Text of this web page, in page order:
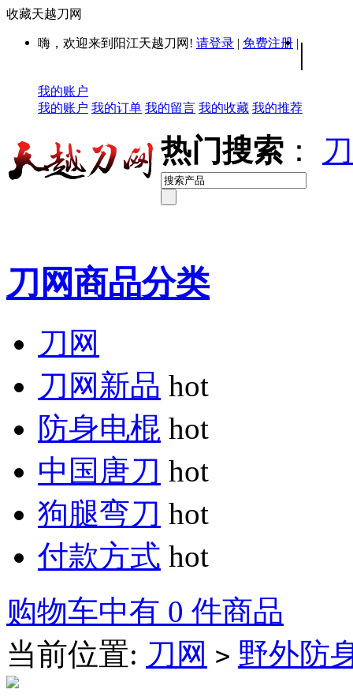
收藏天越刀网
嗨，欢迎来到阳江天越刀网! 请登录 | 免费注册 | |
我的账户
我的账户 我的订单 我的留言 我的收藏 我的推荐
热门搜索 ：
刀网商品分类
刀网
刀网新品 hot
防身电棍 hot
中国唐刀 hot
狗腿弯刀 hot
付款方式 hot
购物车中有 0 件商品
当前位置: 刀网 > 野外防